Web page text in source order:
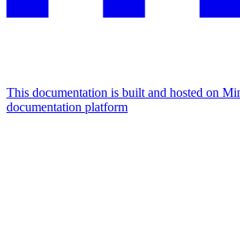
This documentation is built and hosted on
documentation platform